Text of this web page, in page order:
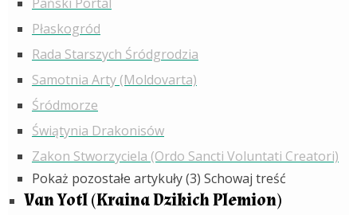
Płaskogród
Rada Starszych Śródgrodzia
Samotnia Arty (Moldovarta)
Śródmorze
Świątynia Drakonisów
Zakon Stworzyciela (Ordo Sancti Voluntati Creatori)
Pokaż pozostałe artykuły (3) Schowaj treść
Van Yotl (Kraina Dzikich Plemion)